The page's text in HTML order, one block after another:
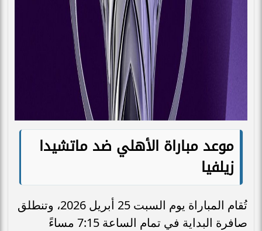
موعد مباراة الأهلي ضد ماتشيدا
زيلفيا
تُقام المباراة يوم السبت 25 أبريل 2026، وتنطلق
صافرة البداية في تمام الساعة 7:15 مساءً